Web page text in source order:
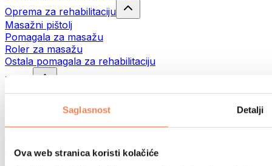
Saglasnost Detalji
Ova web stranica koristi kolačiće
Oprema za rehabilitaciju
Masažni pištolj
Pomagala za masažu
Roler za masažu
Ostala pomagala za rehabilitaciju
Torbe
Torbe za hranu
Sportske torbe
Trčanje